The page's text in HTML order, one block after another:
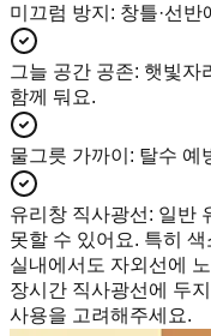
미끄럼 방지 : 창틀·선
그늘 공간 공존: 햇빛자
함께 둬요.
물그릇 가까이 : 탈수 예
유리창 직사광선 : 일반
못할 수 있어요. 특히
실내에서도 자외선에
장시간 직사광선에 두
사용을 고려해주세요.